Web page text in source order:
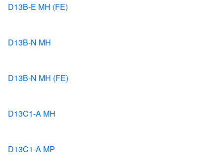
D13B-E MH (FE)
D13B-N MH
D13B-N MH (FE)
D13C1-A MH
D13C1-A MP